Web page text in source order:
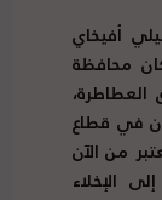
أفيخاي
محافظة
العطاطرة،
في قطاع
من الآن
الإخلاء